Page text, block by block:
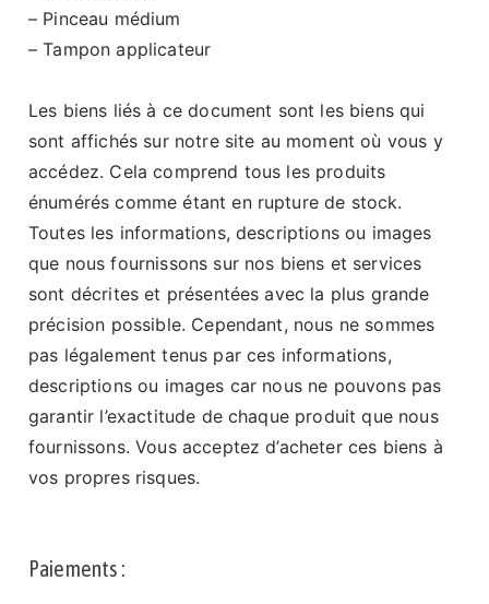
– Pinceau médium
– Tampon applicateur
Les biens liés à ce document sont les biens qui
sont affichés sur notre site au moment où vous y
accédez. Cela comprend tous les produits
énumérés comme étant en rupture de stock.
Toutes les informations, descriptions ou images
que nous fournissons sur nos biens et services
sont décrites et présentées avec la plus grande
précision possible. Cependant, nous ne sommes
pas légalement tenus par ces informations,
descriptions ou images car nous ne pouvons pas
garantir l’exactitude de chaque produit que nous
fournissons. Vous acceptez d’acheter ces biens à
vos propres risques.
Paiements :